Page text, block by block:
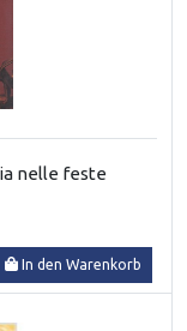
nelle feste
In den Warenkorb